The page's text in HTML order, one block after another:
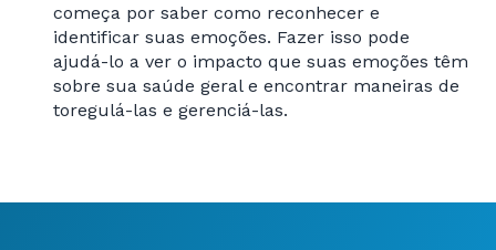
começa por saber como reconhecer e
identificar suas emoções. Fazer isso pode
ajudá-lo a ver o impacto que suas emoções têm
sobre sua saúde geral e encontrar maneiras de
toregulá-las e gerenciá-las.